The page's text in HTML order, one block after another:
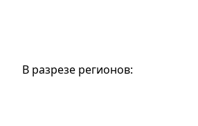
В разрезе регионов: